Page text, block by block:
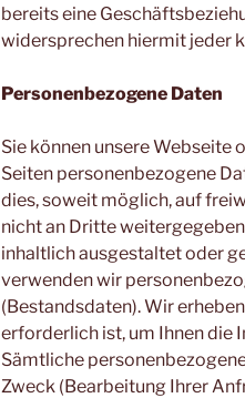
bereits eine
widersprechen hiermit jeder
Personenbezogene Daten
Sie können unsere Webseite
Seiten personenbezogene
dies, soweit möglich, auf
nicht an Dritte
inhaltlich ausgestaltet oder
verwenden wir
(Bestandsdaten). Wir
erforderlich ist, um Ihnen die
Sämtliche
Zweck (Bearbeitung Ihrer